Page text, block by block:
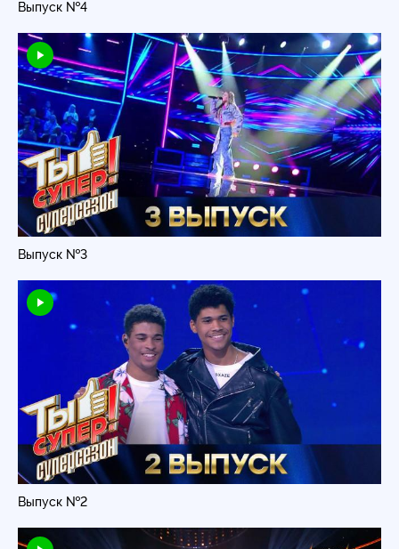
Выпуск №4
Выпуск №3
Выпуск №2